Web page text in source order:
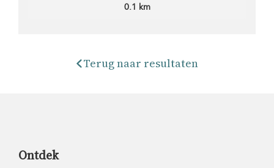
0.1 km
Terug naar resultaten
Ontdek